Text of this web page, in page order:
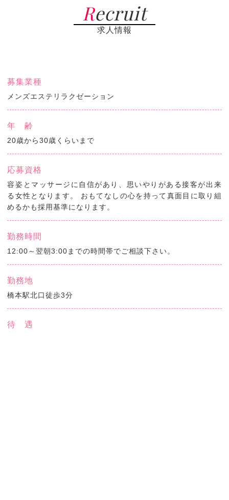
Recruit
求人情報
募集業種
メンズエステリラクゼーション
年 齢
20歳から30歳くらいまで
応募資格
容姿とマッサージに自信があり、思いやりがある接客が出来
る女性となります。 おもてなしの心を持って真面目に取り組
めるかも採用基準になります。
勤務時間
12:00～翌朝3:00までの時間帯でご相談下さい。
勤務地
橋本駅北口徒歩3分
待 遇